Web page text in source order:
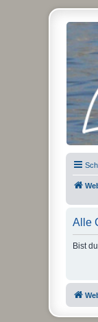
Alle
Bist